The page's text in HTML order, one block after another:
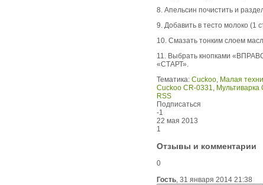
8. Апельсин почистить и
9. Добавить в тесто молоко (1
10. Смазать тонким слоем
11. Выбрать кнопками
«СТАРТ».
Тематика: Cuckoo, Малая
Cuckoo CR-0331, Мультиварка
RSS
Подписаться
-1
22 мая 2013
1
Отзывы и комментарии
0
Гость, 31 января 2014 21:38